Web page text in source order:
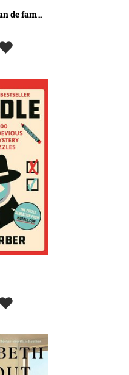
De vrouwen van de familie Flores